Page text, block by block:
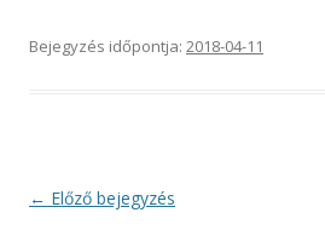
Bejegyzés időpontja: 2018-04-11
Bejegyzés
← Előző bejegyzés